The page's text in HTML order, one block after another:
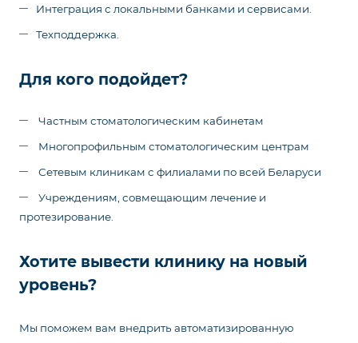
Интеграция с локальными банками и сервисами.
Техподдержка.
Для кого подойдет?
Частным стоматологическим кабинетам
Многопрофильным стоматологическим центрам
Сетевым клиникам с филиалами по всей Беларуси
Учреждениям, совмещающим лечение и
протезирование.
Хотите вывести клинику на новый
уровень?
Мы поможем вам внедрить автоматизированную